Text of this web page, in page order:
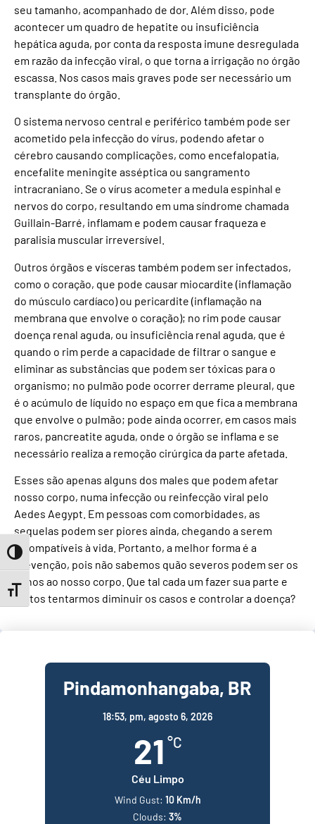
Toggle High Contrast
Toggle Font size
seu tamanho, acompanhado de dor. Além disso, pode
acontecer um quadro de hepatite ou insuficiência
hepática aguda, por conta da resposta imune desregulada
em razão da infecção viral, o que torna a irrigação no órgão
escassa. Nos casos mais graves pode ser necessário um
transplante do órgão.
O sistema nervoso central e periférico também pode ser
acometido pela infecção do vírus, podendo afetar o
cérebro causando complicações, como encefalopatia,
encefalite meningite asséptica ou sangramento
intracraniano. Se o vírus acometer a medula espinhal e
nervos do corpo, resultando em uma síndrome chamada
Guillain-Barré, inflamam e podem causar fraqueza e
paralisia muscular irreversível.
Outros órgãos e vísceras também podem ser infectados,
como o coração, que pode causar miocardite (inflamação
do músculo cardíaco) ou pericardite (inflamação na
membrana que envolve o coração); no rim pode causar
doença renal aguda, ou insuficiência renal aguda, que é
quando o rim perde a capacidade de filtrar o sangue e
eliminar as substâncias que podem ser tóxicas para o
organismo; no pulmão pode ocorrer derrame pleural, que
é o acúmulo de líquido no espaço em que fica a membrana
que envolve o pulmão; pode ainda ocorrer, em casos mais
raros, pancreatite aguda, onde o órgão se inflama e se
necessário realiza a remoção cirúrgica da parte afetada.
Esses são apenas alguns dos males que podem afetar
nosso corpo, numa infecção ou reinfecção viral pelo
Aedes Aegypt. Em pessoas com comorbidades, as
sequelas podem ser piores ainda, chegando a serem
incompatíveis à vida. Portanto, a melhor forma é a
prevenção, pois não sabemos quão severos podem ser os
danos ao nosso corpo. Que tal cada um fazer sua parte e
juntos tentarmos diminuir os casos e controlar a doença?
Pindamonhangaba, BR
18:53, pm, agosto 6, 2026
21 °C
Céu Limpo
Wind Gust: 10 Km/h
Clouds: 3%